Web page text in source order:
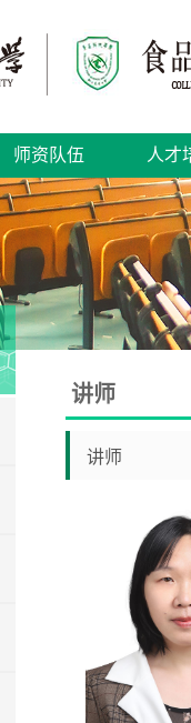
师资队伍 人才
讲师
讲师